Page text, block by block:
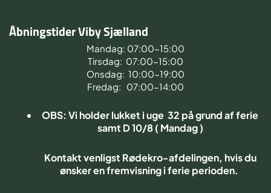
Åbningstider Viby Sjælland
Mandag: 07:00-15:00
Tirsdag: 07:00-15:00
Onsdag: 10:00-19:00
Fredag: 07:00-14:00
OBS: Vi holder lukket i uge 32 på grund af ferie
samt D 10/8 ( Mandag )
Kontakt venligst Rødekro-afdelingen, hvis du
ønsker en fremvisning i ferie perioden.